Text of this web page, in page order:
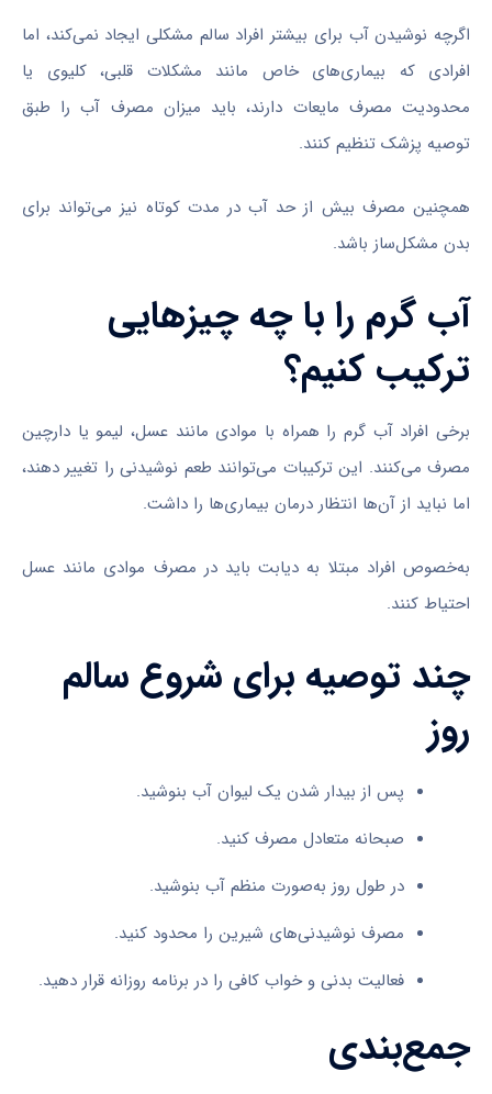
اگرچه نوشیدن آب برای بیشتر افراد سالم مشکلی ایجاد نمی‌کند، اما
افرادی که بیماری‌های خاص مانند مشکلات قلبی، کلیوی یا
محدودیت مصرف مایعات دارند، باید میزان مصرف آب را طبق
توصیه پزشک تنظیم کنند.
همچنین مصرف بیش از حد آب در مدت کوتاه نیز می‌تواند برای
بدن مشکل‌ساز باشد.
آب گرم را با چه چیزهایی
ترکیب کنیم؟
برخی افراد آب گرم را همراه با موادی مانند عسل، لیمو یا دارچین
مصرف می‌کنند. این ترکیبات می‌توانند طعم نوشیدنی را تغییر دهند،
اما نباید از آن‌ها انتظار درمان بیماری‌ها را داشت.
به‌خصوص افراد مبتلا به دیابت باید در مصرف موادی مانند عسل
احتیاط کنند.
چند توصیه برای شروع سالم
روز
پس از بیدار شدن یک لیوان آب بنوشید.
صبحانه متعادل مصرف کنید.
در طول روز به‌صورت منظم آب بنوشید.
مصرف نوشیدنی‌های شیرین را محدود کنید.
فعالیت بدنی و خواب کافی را در برنامه روزانه قرار دهید.
جمع‌بندی